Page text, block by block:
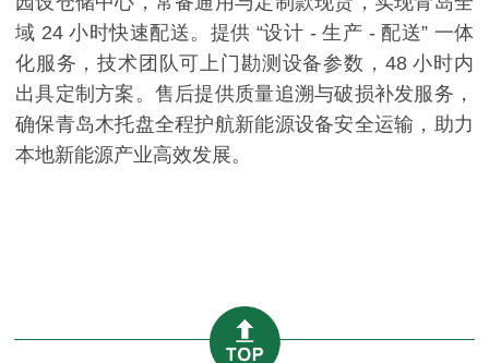
域 24 小时快速配送。提供 “设计 - 生产 - 配送” 一体
化服务，技术团队可上门勘测设备参数，48 小时内
出具定制方案。售后提供质量追溯与破损补发服务，
确保青岛木托盘全程护航新能源设备安全运输，助力
本地新能源产业高效发展。